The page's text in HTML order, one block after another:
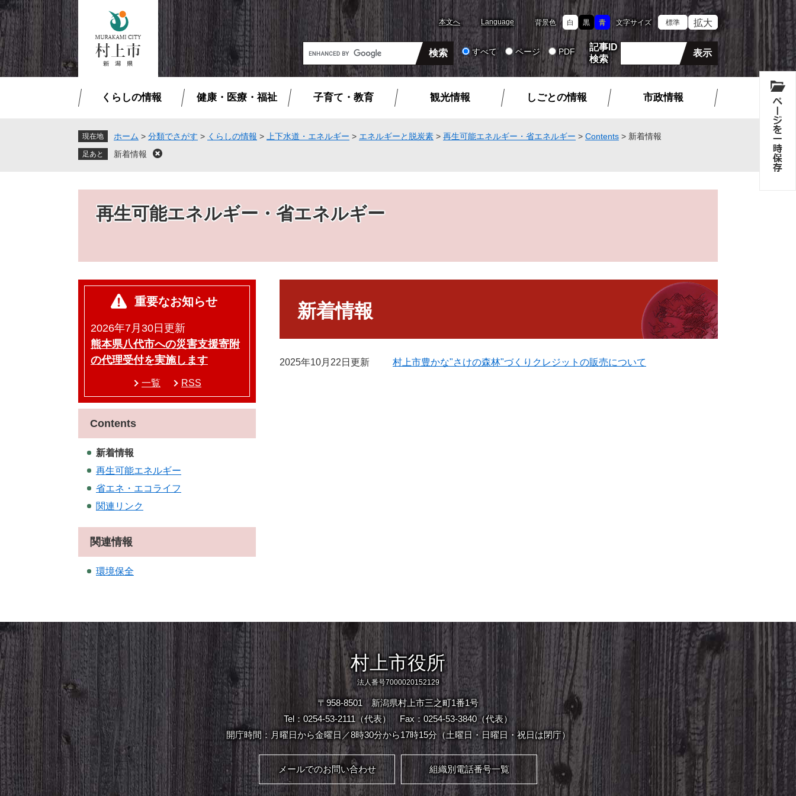
ペ
ー
ジ
の
先
頭
メ
ニ
ュ
ー
を
飛
本文へ Language 背景色 白 黒 青 文字サイズ 標準 拡大
G
o
o
カ
検
索
すべて ページ PDF
記事ID
検索
くらしの情報 健康・医療・福祉 子育て・教育 観光情報 しごとの情報 市政情報
現在地 ホーム > 分類でさがす > くらしの情報 > 上下水道・エネルギー > エネルギーと脱炭素 > 再生可能エネルギー・省エネルギー > Contents > 新着情報
新着情報
閉
再生可能エネルギー・省エネルギー
新着情報
2025年10月22日更新 村上市豊かな"さけの森林"づくりクレジットの販売について
重要なお知らせ
2026年7月30日更新
熊本県八代市への災害支援寄附
の代理受付を実施します
一覧 RSS
Contents
新着情報
再生可能エネルギー
省エネ・エコライフ
関連リンク
関連情報
環境保全
村上市役所
法人番号7000020152129
〒958-8501 新潟県村上市三之町1番1号
Tel：0254-53-2111（代表）
Fax：0254-53-3840（代表）
開庁時間：月曜日から金曜日／8時30分から17時15分（土曜日・日曜日・祝日は閉庁）
メールでのお問い合わせ 組織別電話番号一覧